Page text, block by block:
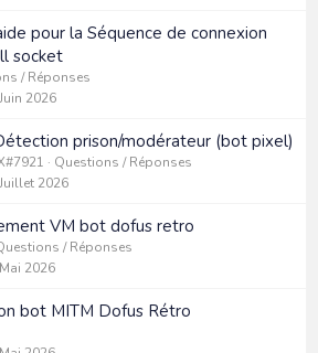
pour la Séquence de connexion
socket
/ Réponses
2026
prison/modérateur (bot pixel)
Questions / Réponses
2026
VM bot dofus retro
/ Réponses
2026
bot MITM Dofus Rétro